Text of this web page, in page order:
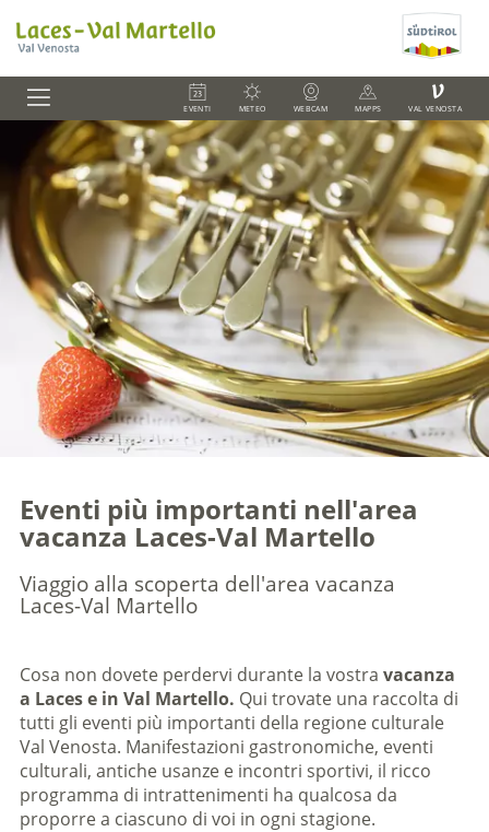
EVENTI METEO WEBCAM MAPPS
V
VAL VENOSTA
Eventi più importanti nell'area
vacanza Laces-Val Martello
Viaggio alla scoperta dell'area vacanza
Laces-Val Martello
Cosa non dovete perdervi durante la vostra vacanza
a Laces e in Val Martello. Qui trovate una raccolta di
tutti gli eventi più importanti della regione culturale
Val Venosta. Manifestazioni gastronomiche, eventi
culturali, antiche usanze e incontri sportivi, il ricco
programma di intrattenimenti ha qualcosa da
proporre a ciascuno di voi in ogni stagione.